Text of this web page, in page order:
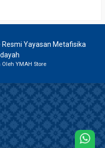
Resmi Yayasan Metafisika
YMAH Store